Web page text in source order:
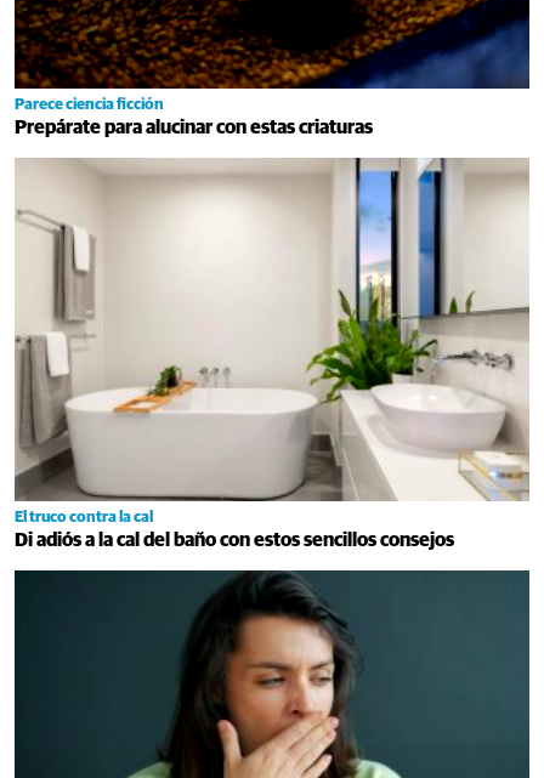
Parece ciencia ficción
Prepárate para alucinar con estas criaturas
El truco contra la cal
Di adiós a la cal del baño con estos sencillos consejos